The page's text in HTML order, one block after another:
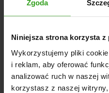
Zgoda
Niniejsza strona korzysta z
Wykorzystujemy pliki
i reklam, aby oferować
analizować ruch w naszej
korzystasz z naszej
Pojemność: 1200 kg / 2280 l
Średnica: 1500 mm
Czas Mieszania: 25 minut
Moc Silnika: 2,2 kW